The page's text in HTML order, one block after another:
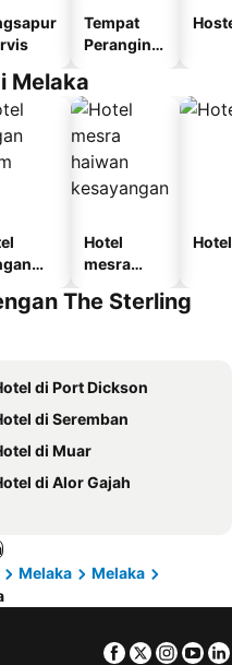
Tempat
Perangina
Melaka
Hotel
mesra
kesayanga
The Sterling
di Port Dickson
di Seremban
di Muar
di Alor Gajah
Melaka
Melaka
Facebook
Twitter